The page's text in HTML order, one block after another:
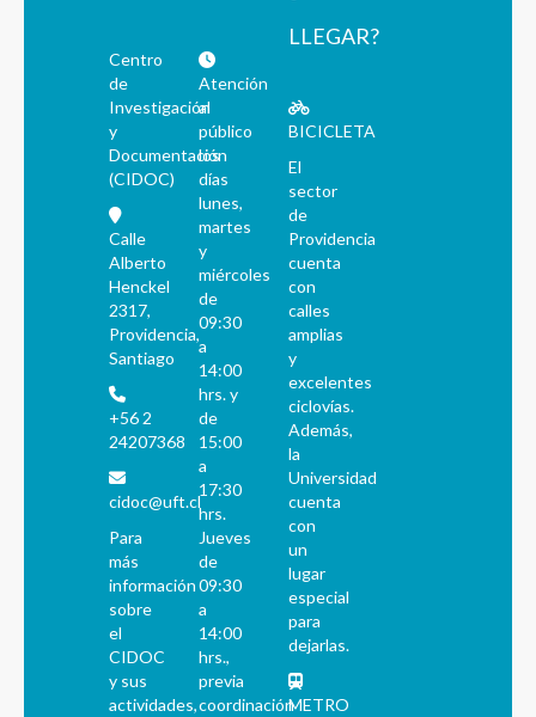
Centro
de
Investigación
y
Documentación
(CIDOC)
Calle
Alberto
Henckel
2317,
Providencia,
Santiago
+56 2
24207368
cidoc@uft.cl
Para
más
información
sobre
el
CIDOC
y sus
actividades,
Atención
al
público
los
días
lunes,
martes
y
miércoles
de
09:30
a
14:00
hrs. y
de
15:00
a
17:30
hrs.
Jueves
de
09:30
a
14:00
hrs.,
previa
coordinación
LLEGAR?
BICICLETA
El
sector
de
Providencia
cuenta
con
calles
amplias
y
excelentes
ciclovías.
Además,
la
Universidad
cuenta
con
un
lugar
especial
para
dejarlas.
METRO